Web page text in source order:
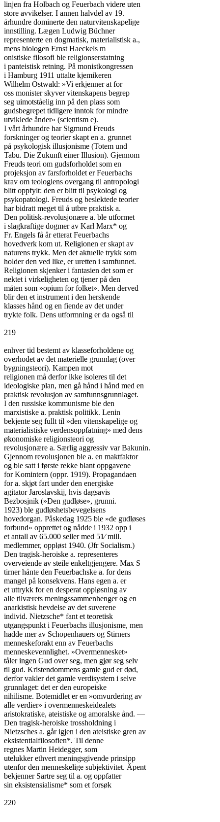
linjen fra Holbach og Feuerbach videre uten
store avvikelser. I annen halvdel av 19.
århundre dominerte den naturvitenskapelige
innstilling. Lægen Ludwig Büchner
representerte en dogmatisk, materialistisk a.,
mens biologen Ernst Haeckels m
onistiske filosofi ble religionserstatning
i panteistisk retning. På monistkongressen
i Hamburg 1911 uttalte kjemikeren
Wilhelm Ostwald: »Vi erkjenner at for
oss monister skyver vitenskapens begrep
seg uimotståelig inn på den plass som
gudsbegrepet tidligere inntok for mindre
utviklede ånder» (scientism e).
I vårt århundre har Sigmund Freuds
forskninger og teorier skapt en a. grunnet
på psykologisk illusjonisme (Totem und
Tabu. Die Zukunft einer Illusion). Gjennom
Freuds teori om gudsforholdet som en
projeksjon av farsforholdet er Feuerbachs
krav om teologiens overgang til antropologi
blitt oppfylt: den er blitt til psykologi og
psykopatologi. Freuds og beslektede teorier
har bidratt meget til å utbre praktisk a.
Den politisk-revolusjonære a. ble utformet
i slagkraftige dogmer av Karl Marx* og
Fr. Engels få år etterat Feuerbachs
hovedverk kom ut. Religionen er skapt av
naturens trykk. Men det aktuelle trykk som
holder den ved like, er uretten i samfunnet.
Religionen skjenker i fantasien det som er
nektet i virkeligheten og tjener på den
måten som »opium for folket». Men derved
blir den et instrument i den herskende
klasses hånd og en fiende av det under
trykte folk. Dens utformning er da også til
219
enhver tid bestemt av klasseforholdene og
overhodet av det materielle grunnlag (over
bygningsteori). Kampen mot
religionen må derfor ikke isoleres til det
ideologiske plan, men gå hånd i hånd med en
praktisk revolusjon av samfunnsgrunnlaget.
I den russiske kommunisme ble den
marxistiske a. praktisk politikk. Lenin
bekjente seg fullt til »den vitenskapelige og
materialistiske verdensoppfatning» med dens
økonomiske religionsteori og
revolusjonære a. Særlig aggressiv var Bakunin.
Gjennom revolusjonen ble a. en maktfaktor
og ble satt i første rekke blant oppgavene
for Komintern (oppr. 1919). Propagandaen
for a. skjøt fart under den energiske
agitator Jaroslavskij, hvis dagsavis
Bezbosjnik (»Den gudløse», grunni.
1923) ble gudløshetsbevegelsens
hovedorgan. Påskedag 1925 ble »de gudløses
forbund» opprettet og nådde i 1932 opp i
et antall av 65.000 seller med 51⁄ mill.
medlemmer, oppløst 1940. (Jfr Socialism.)
Den tragisk-heroiske a. representeres
overveiende av steile enkeltgjengere. Max S
tirner hånte den Feuerbachske a. for dens
mangel på konsekvens. Hans egen a. er
et uttrykk for en desperat oppløsning av
alle tilværets meningssammenhenger og en
anarkistisk hevdelse av det suverene
individ. Nietzsche* fant et teoretisk
utgangspunkt i Feuerbachs illusjonisme, men
hadde mer av Schopenhauers og Stirners
menneskeforakt enn av Feuerbachs
menneskevennlighet. »Overmennesket»
tåler ingen Gud over seg, men gjør seg selv
til gud. Kristendommens gamle gud er død,
derfor vakler det gamle verdisystem i selve
grunnlaget: det er den europeiske
nihilisme. Botemidlet er en »omvurdering av
alle verdier» i overmenneskeidealets
aristokratiske, ateistiske og amoralske ånd. —
Den tragisk-heroiske trossholdning i
Nietzsches a. går igjen i den ateistiske gren av
eksistentialfilosofien*. Til denne
regnes Martin Heidegger, som
utelukker ethvert meningsgivende prinsipp
utenfor den menneskelige subjektivitet. Äpent
bekjenner Sartre seg til a. og oppfatter
sin eksistensialisme* som et forsøk
220